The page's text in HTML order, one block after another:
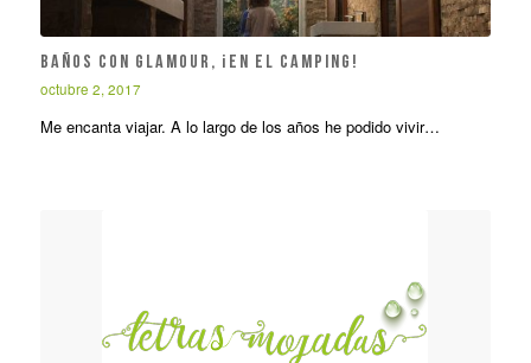
Baños con glamour, ¡en el camping!
octubre 2, 2017
Me encanta viajar. A lo largo de los años he podido vivir…